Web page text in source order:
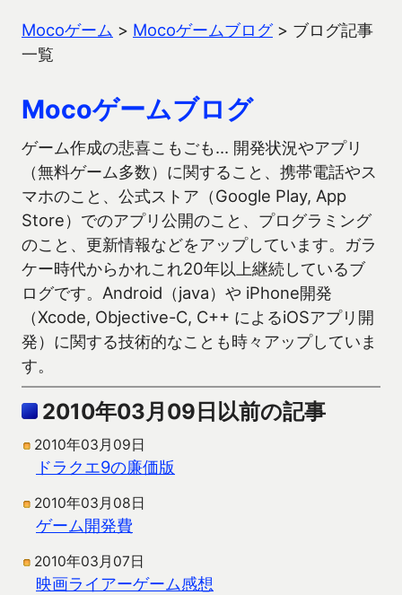
Mocoゲーム > Mocoゲームブログ> ブログ記事
一覧
Mocoゲームブログ
ゲーム作成の悲喜こもごも… 開発状況やアプリ
（無料ゲーム多数）に関すること、携帯電話やス
マホのこと、公式ストア（Google Play, App
Store）でのアプリ公開のこと、プログラミング
のこと、更新情報などをアップしています。ガラ
ケー時代からかれこれ20年以上継続しているブ
ログです。Android（java）や iPhone開発
（Xcode, Objective-C, C++ によるiOSアプリ開
発）に関する技術的なことも時々アップしていま
す。
2010年03月09日以前の記事
2010年03月09日
ドラクエ9の廉価版
2010年03月08日
ゲーム開発費
2010年03月07日
映画ライアーゲーム感想